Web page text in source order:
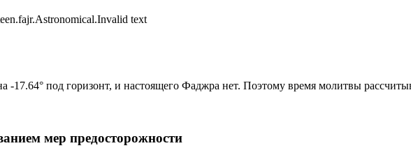
text
-17.64° под горизонт, и настоящего Фаджра нет. Поэтому время молитвы
мер предосторожности